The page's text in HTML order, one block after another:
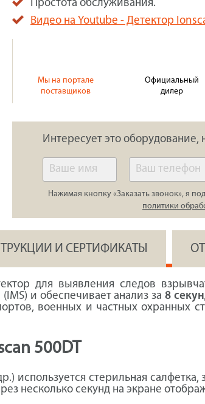
Простота обслуживания.
Видео на Youtube - Детектор
Мы на портале
поставщиков
Официальный
дилер
Интересует это оборудование,
Нажимая кнопку «Заказать звонок», я
политики
И СЕРТИФИКАТЫ
для выявления следов
и обеспечивает анализ за8
военных и частных охранных
500DT
используется стерильная
несколько секунд на экране